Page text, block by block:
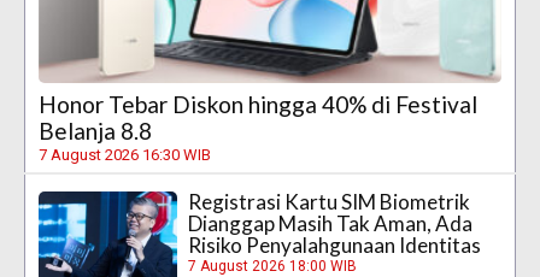
Honor Tebar Diskon hingga 40% di Festival
Belanja 8.8
7 August 2026 16:30 WIB
Registrasi Kartu SIM Biometrik
Dianggap Masih Tak Aman, Ada
Risiko Penyalahgunaan Identitas
7 August 2026 18:00 WIB